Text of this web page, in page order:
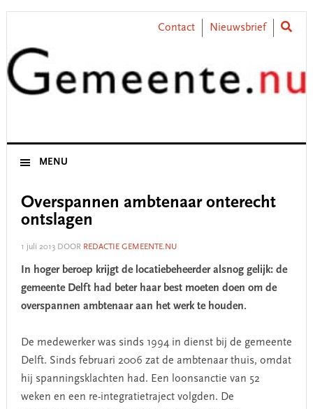
Skip
primary
navigation
Skip
content
Skip
primary
sidebar
Skip
footer
Contact Nieuwsbrief
MENU
Overspannen ambtenaar onterecht
ontslagen
1 juli 2013DOOR REDACTIE GEMEENTE.NU
In hoger beroep krijgt de locatiebeheerder alsnog gelijk: de
gemeente Delft had beter haar best moeten doen om de
overspannen ambtenaar aan het werk te houden.
De medewerker was sinds 1994 in dienst bij de gemeente
Delft. Sinds februari 2006 zat de ambtenaar thuis, omdat
hij spanningsklachten had. Een loonsanctie van 52
weken en een re-integratietraject volgden. De